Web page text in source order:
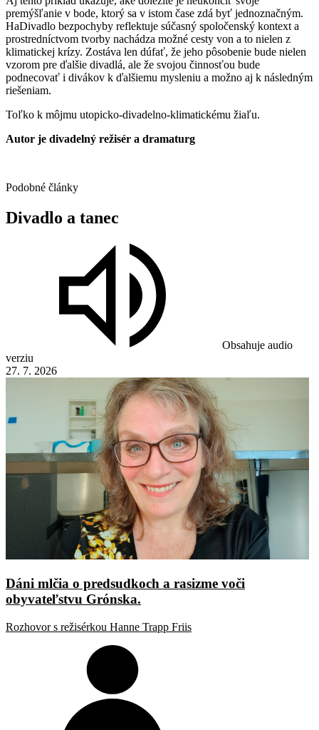
premýšľanie v bode, ktorý sa v istom čase zdá byť jednoznačným.
HaDivadlo bezpochyby reflektuje súčasný spoločenský kontext a
prostredníctvom tvorby nachádza možné cesty von a to nielen z
klimatickej krízy. Zostáva len dúfať, že jeho pôsobenie bude nielen
vzorom pre ďalšie divadlá, ale že svojou činnosťou bude
podnecovať i divákov k ďalšiemu mysleniu a možno aj k následným
riešeniam.
Toľko k môjmu utopicko-divadelno-klimatickému žiaľu.
Autor je divadelný režisér a dramaturg
Podobné články
Divadlo a tanec
Obsahuje audio
verziu
27. 7. 2026
Dáni mlčia o predsudkoch a rasizme voči
obyvateľstvu Grónska.
Rozhovor s režisérkou Hanne Trapp Friis